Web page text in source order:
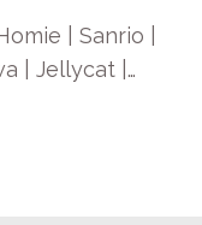
| Sanrio |
| Jellycat |